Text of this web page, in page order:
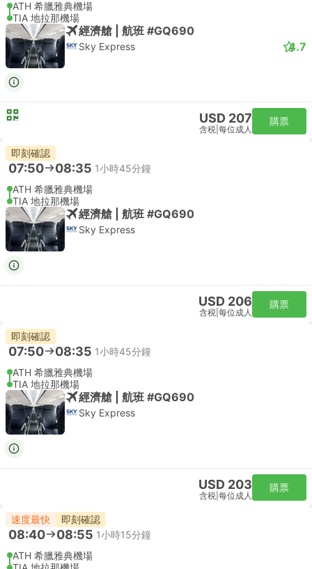
ATH 希臘雅典機場
TIA 地拉那機場
經濟艙 | 航班 #GQ690
Sky Express 4.7
USD 207
含税 每位成人
購票
即刻確認
07:50 08:35 1小時45分鐘
ATH 希臘雅典機場
TIA 地拉那機場
經濟艙 | 航班 #GQ690
Sky Express
USD 206
含税 每位成人
購票
即刻確認
07:50 08:35 1小時45分鐘
ATH 希臘雅典機場
TIA 地拉那機場
經濟艙 | 航班 #GQ690
Sky Express
USD 203
含税 每位成人
購票
速度最快 即刻確認
08:40 08:55 1小時15分鐘
ATH 希臘雅典機場